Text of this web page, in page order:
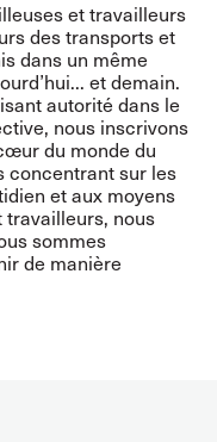
et travailleurs
des transports et
dans un même
et demain.
autorité dans le
nous inscrivons
du monde du
concentrant sur les
et aux moyens
travailleurs, nous
sommes
de manière